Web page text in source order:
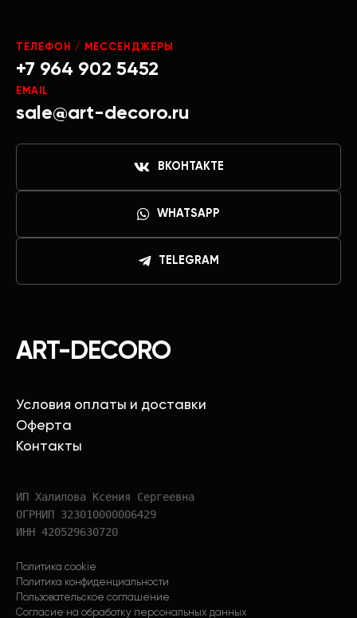
ART-DECORO
Условия оплаты и доставки
Оферта
Контакты
ИП Халилова Ксения Сергеевна
ОГРНИП 323010000006429
ИНН 420529630720
Политика cookie
Политика конфиденциальности
Пользовательское соглашение
Согласие на обработку персональных данных
ТЕЛЕФОН / МЕССЕНДЖЕРЫ
+7 964 902 5452
EMAIL
sale@art-decoro.ru
ВКОНТАКТЕ
WHATSAPP
TELEGRAM